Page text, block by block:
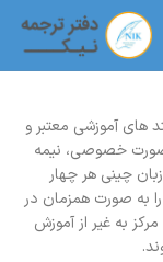
های آموزشی معتبر و
صورت خصوصی، نیمه
چینی هر چهار
به صورت همزمان در
به غیر از آموزش